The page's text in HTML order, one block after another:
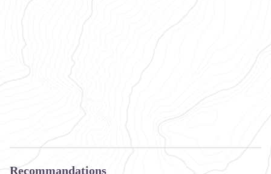
Recommandations